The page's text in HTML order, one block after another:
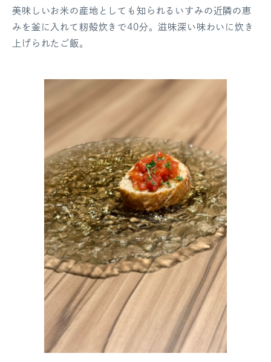
美味しいお米の産地としても知られるいすみの近隣の恵
みを釜に入れて籾殻炊きで40分。滋味深い味わいに炊き
上げられたご飯。